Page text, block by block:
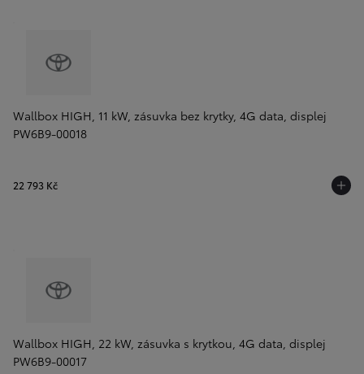
Wallbox HIGH, 11 kW, zásuvka bez krytky, 4G data, displej
PW6B9-00018
22 793 Kč
Wallbox HIGH, 22 kW, zásuvka s krytkou, 4G data, displej
PW6B9-00017